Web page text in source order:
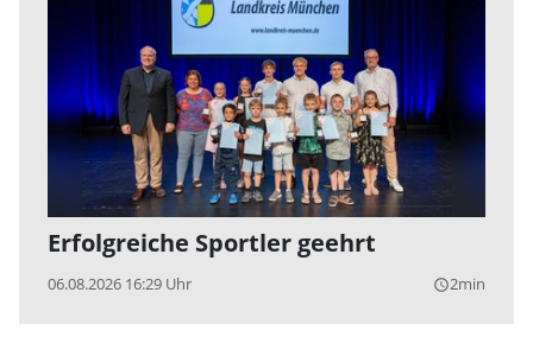
Erfolgreiche Sportler geehrt
06.08.2026 16:29 Uhr query_builder2min